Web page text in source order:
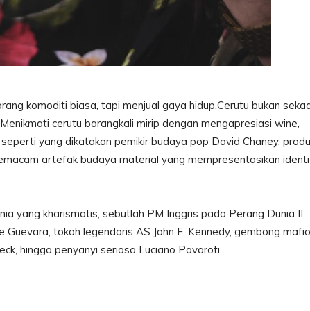
komoditi biasa, tapi menjual gaya hidup.Cerutu bukan
cerutu barangkali mirip dengan mengapresiasi wine,
yang dikatakan pemikir budaya pop David Chaney,
artefak budaya material yang mempresentasikan
yang kharismatis, sebutlah PM Inggris pada Perang Dunia II,
tokoh legendaris AS John F. Kennedy, gembong
hingga penyanyi seriosa Luciano Pavaroti.